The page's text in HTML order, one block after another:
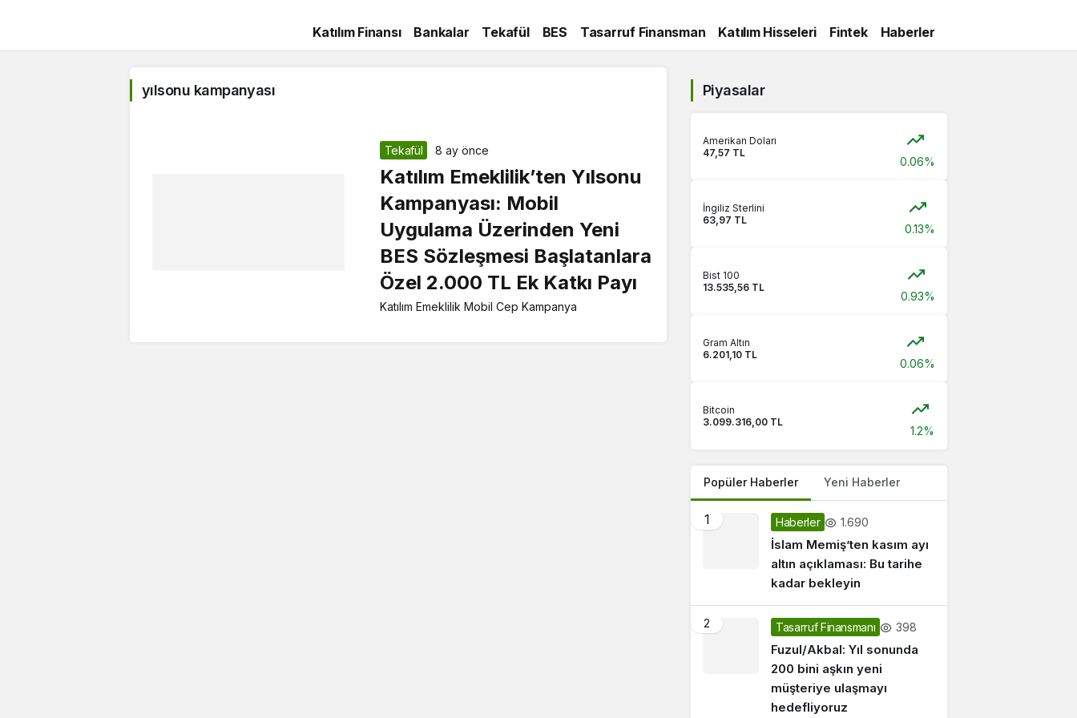
Katılım Finansı Bankalar Tekafül BES Tasarruf Finansman Katılım Hisseleri Fintek Haberler
yılsonu kampanyası
Tekafül 8 ay önce
Katılım Emeklilik’ten Yılsonu
Kampanyası: Mobil
Uygulama Üzerinden Yeni
BES Sözleşmesi Başlatanlara
Özel 2.000 TL Ek Katkı Payı
Katılım Emeklilik Mobil Cep Kampanya
Piyasalar
Amerikan Doları
47,57 TL
0.06%
İngiliz Sterlini
63,97 TL
0.13%
Bist 100
13.535,56 TL
0.93%
Gram Altın
6.201,10 TL
0.06%
Bitcoin
3.099.316,00 TL
1.2%
Popüler Haberler Yeni Haberler
1 Haberler 1.690
İslam Memiş’ten kasım ayı
altın açıklaması: Bu tarihe
kadar bekleyin
2 Tasarruf Finansmanı 398
Fuzul/Akbal: Yıl sonunda
200 bini aşkın yeni
müşteriye ulaşmayı
hedefliyoruz